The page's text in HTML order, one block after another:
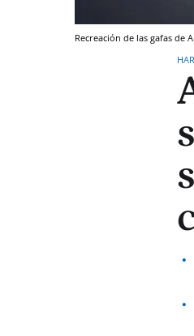
Recreación de las gafas de